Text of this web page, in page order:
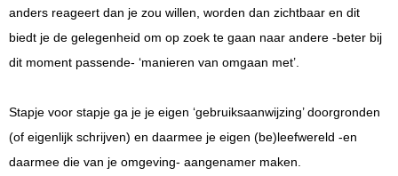
anders reageert dan je zou willen, worden dan zichtbaar en dit
biedt je de gelegenheid om op zoek te gaan naar andere -beter bij
dit moment passende- ‘manieren van omgaan met’.
Stapje voor stapje ga je je eigen ‘gebruiksaanwijzing’ doorgronden
(of eigenlijk schrijven) en daarmee je eigen (be)leefwereld -en
daarmee die van je omgeving- aangenamer maken.